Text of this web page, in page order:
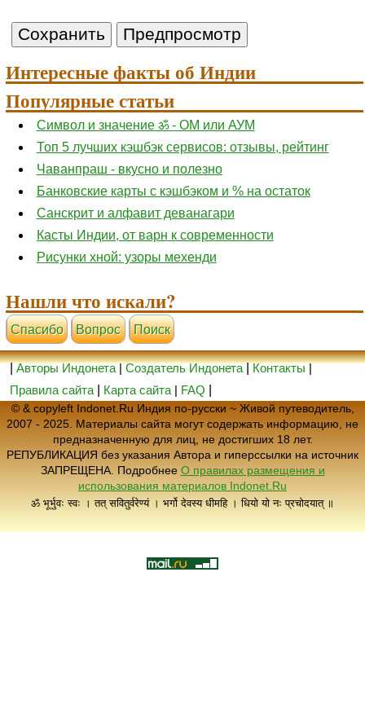
Интересные факты об Индии
Популярные статьи
Символ и значение ॐ - ОМ или АУМ
Топ 5 лучших кэшбэк сервисов: отзывы, рейтинг
Чаванпраш - вкусно и полезно
Банковские карты с кэшбэком и % на остаток
Санскрит и алфавит деванагари
Касты Индии, от варн к современности
Рисунки хной: узоры мехенди
Нашли что искали?
Cпасибо Вопрос Поиск
|Авторы Индонета|Создатель Индонета|Контакты|
Правила сайта
Карта сайта | FAQ
© & copyleft Indonet.Ru Индия по-русски ~ Живой путеводитель,
2007 - 2025. Материалы сайта могут содержать информацию, не
предназначенную для лиц, не достигших 18 лет.
РЕПУБЛИКАЦИЯ без указания Автора и гиперссылки на источник
ЗАПРЕЩЕНА. Подробнее О правилах размещения и
использования материалов Indonet.Ru
ॐ भूर्भुवः स्वः । तत् सवितुर्वरेण्यं । भर्गो देवस्य धीमहि । धियो यो नः प्रचोदयात् ॥